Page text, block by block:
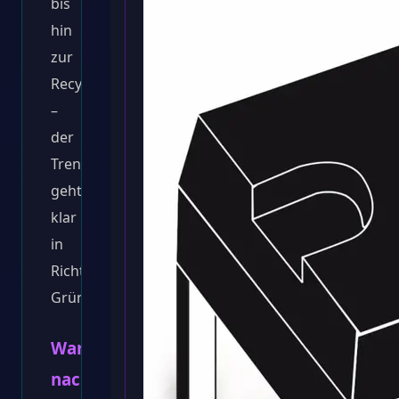
hin
zur
Recyclingfähigkeit
–
der
Trend
geht
klar
in
Richtung
Grün.
Warum
nachhaltige